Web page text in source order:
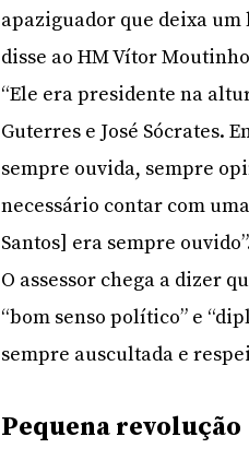
apaziguador que deixa um
disse ao HM Vítor
“Ele era presidente na
Guterres e José Sócrates.
sempre ouvida, sempre
necessário contar com
Santos] era sempre
O assessor chega a dizer
“bom senso político” e
sempre auscultada e
Pequena revolução